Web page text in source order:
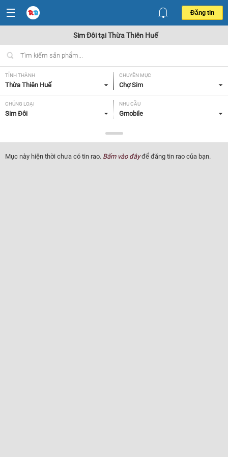
Đăng tin
Sim Đôi tại Thừa Thiên Huế
TỈNH THÀNH
Thừa Thiên Huế
CHUYÊN MỤC
Chợ Sim
CHỦNG LOẠI
Sim Đôi
NHU CẦU
Gmobile
Tất cả
Mục này hiện thời chưa có tin rao. Bấm vào đâyđể đăng tin rao của bạn.